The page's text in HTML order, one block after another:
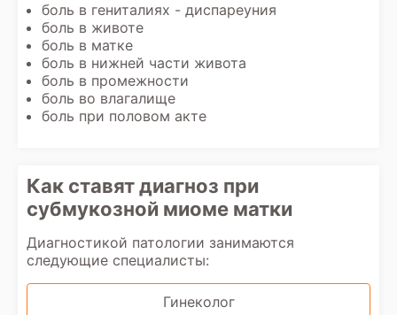
боль в гениталиях - диспареуния
боль в животе
боль в матке
боль в нижней части живота
боль в промежности
боль во влагалище
боль при половом акте
Как ставят диагноз при
субмукозной миоме матки
Диагностикой патологии занимаются
следующие специалисты:
Гинеколог